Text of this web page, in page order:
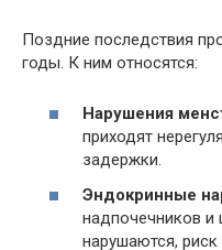
Поздние последствия
годы. К ним относятся:
Нарушения
приходят
задержки.
Эндокринные
надпочечников
нарушаются, риск